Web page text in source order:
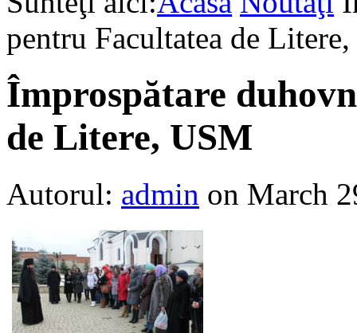
pentru Facultatea de
Împrospătare
de Litere, USM
Autorul: admin on March